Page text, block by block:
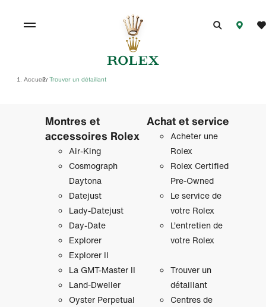
Accueil/ Trouver un détaillant
Montres et
accessoires Rolex
Air‑King
Cosmograph
Daytona
Datejust
Lady‑Datejust
Day‑Date
Explorer
Explorer II
La GMT‑Master II
Land-Dweller
Oyster Perpetual
Achat et service
Acheter une
Rolex
Rolex Certified
Pre-Owned
Le service de
votre Rolex
L’entretien de
votre Rolex
Trouver un
détaillant
Centres de